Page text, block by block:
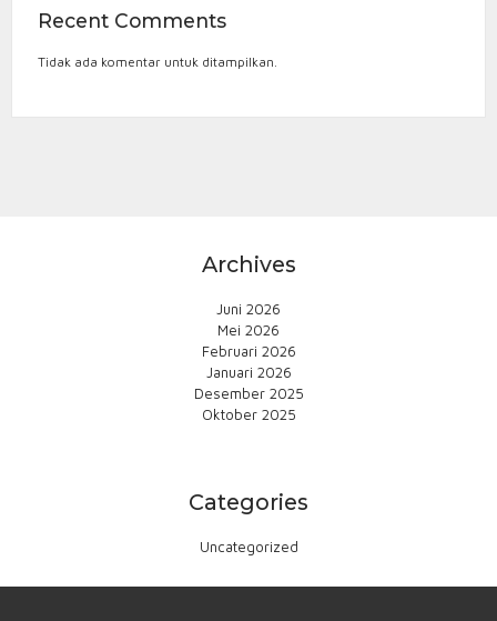
Recent Comments
Tidak ada komentar untuk ditampilkan.
Archives
Juni 2026
Mei 2026
Februari 2026
Januari 2026
Desember 2025
Oktober 2025
Categories
Uncategorized